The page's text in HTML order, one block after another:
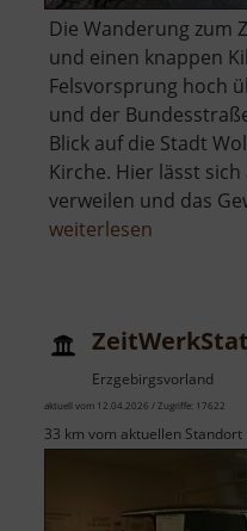
Die Wanderung zum
und einen knappen
Felsvorsprung hoch
und der
Blick auf die Stadt
Kirche. Hier lässt
verweilen und das
weiterlesen
Erzgebirgsvorland
aktuell vom 12.04.2026 / Zugriffe: 17622
33 km vom aktuellen Standort